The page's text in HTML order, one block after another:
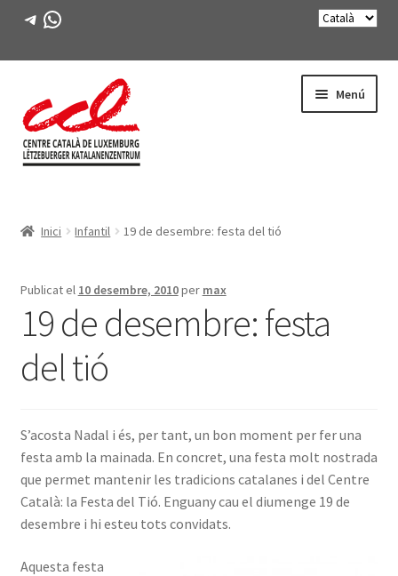
Telegram
WhatsApp
navegació
al
contingut
Menú
ACTIVITATS
CURSOS
FES-TE SOCI
LLIBRE
INICIA SESSIÓ
Inici Infantil 19 de desembre: festa del tió
Publicat el 10 desembre, 2010per max
19 de desembre: festa
del tió
S’acosta Nadal i és, per tant, un bon moment per fer una
festa amb la mainada. En concret, una festa molt nostrada
que permet mantenir les tradicions catalanes i del Centre
Català: la Festa del Tió. Enguany cau el diumenge 19 de
desembre i hi esteu tots convidats.
Aquesta festa